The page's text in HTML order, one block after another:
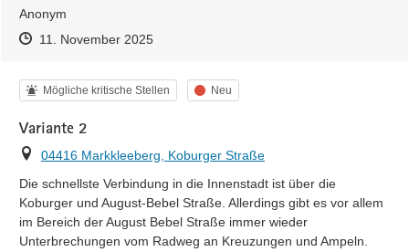
Anonym
Zeitpunkt des Erstellens
Zeitpunkt des Erstellens
11. November 2025Zur Äußerung
Kategorie
Mögliche kritische Stellen Status
Neu
Variante 2
Ort
04416 Markkleeberg, Koburger Straße
Die schnellste Verbindung in die Innenstadt ist über die
Koburger und August-Bebel Straße. Allerdings gibt es vor allem
im Bereich der August Bebel Straße immer wieder
Unterbrechungen vom Radweg an Kreuzungen und Ampeln.